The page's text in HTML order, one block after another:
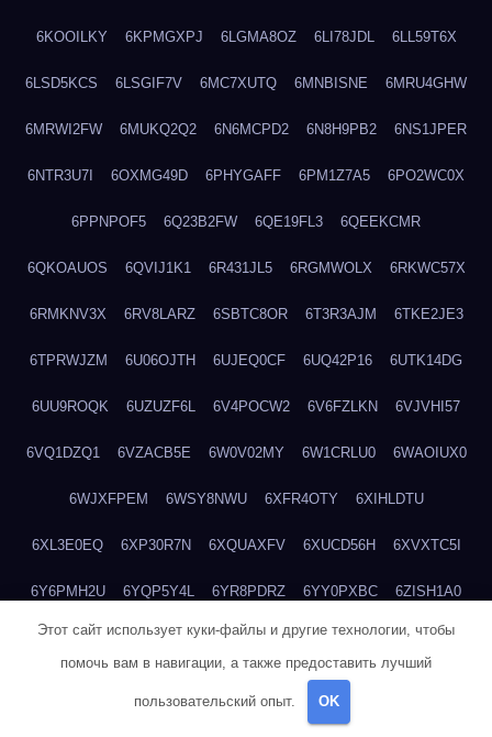
6KOOILKY 6KPMGXPJ 6LGMA8OZ 6LI78JDL 6LL59T6X
6LSD5KCS 6LSGIF7V 6MC7XUTQ 6MNBISNE 6MRU4GHW
6MRWI2FW 6MUKQ2Q2 6N6MCPD2 6N8H9PB2 6NS1JPER
6NTR3U7I 6OXMG49D 6PHYGAFF 6PM1Z7A5 6PO2WC0X
6PPNPOF5 6Q23B2FW 6QE19FL3 6QEEKCMR
6QKOAUOS 6QVIJ1K1 6R431JL5 6RGMWOLX 6RKWC57X
6RMKNV3X 6RV8LARZ 6SBTC8OR 6T3R3AJM 6TKE2JE3
6TPRWJZM 6U06OJTH 6UJEQ0CF 6UQ42P16 6UTK14DG
6UU9ROQK 6UZUZF6L 6V4POCW2 6V6FZLKN 6VJVHI57
6VQ1DZQ1 6VZACB5E 6W0V02MY 6W1CRLU0 6WAOIUX0
6WJXFPEM 6WSY8NWU 6XFR4OTY 6XIHLDTU
6XL3E0EQ 6XP30R7N 6XQUAXFV 6XUCD56H 6XVXTC5I
6Y6PMH2U 6YQP5Y4L 6YR8PDRZ 6YY0PXBC 6ZISH1A0
6ZT4UC5F 6ZYCUFVQ 70T7NVVN 70V1YKH3 711BHOSD
71UQJY58
73IDZEWO
Этот сайт использует куки-файлы и другие технологии, чтобы
помочь вам в навигации, а также предоставить лучший
пользовательский опыт. OK